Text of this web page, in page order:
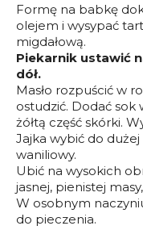
Formę na babkę
olejem i wysypać
migdałową.
Piekarnik ustawić
dół.
Masło rozpuścić w
ostudzić. Dodać sok
żółtą część skórki.
Jajka wybić do
waniliowy.
Ubić na wysokich
jasnej, pienistej
W osobnym
do pieczenia.